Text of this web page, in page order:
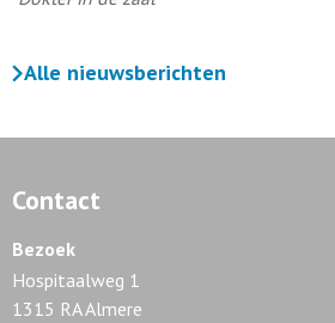
Alle nieuwsberichten
Contact
Bezoek
Hospitaalweg 1
1315 RA Almere